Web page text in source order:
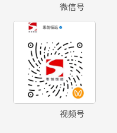
微信号
视频号